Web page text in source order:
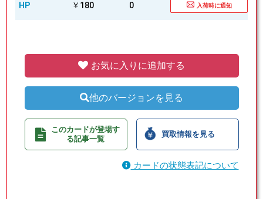
HP ￥180 0 入荷時に通知
お気に入りに追加する
他のバージョンを見る
このカードが登場す
る記事一覧
買取情報を見る
カードの状態表記について